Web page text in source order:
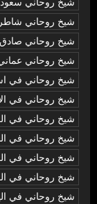
شيخ روحاني شاطر
شيخ روحاني
شيخ روحاني
شيخ روحاني في
شيخ روحاني في
شيخ روحاني في
شيخ روحاني في
شيخ روحاني في
شيخ روحاني في
شيخ روحاني في